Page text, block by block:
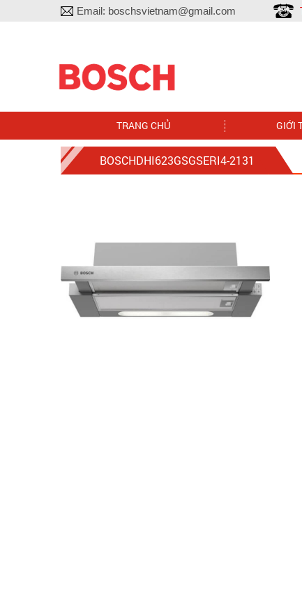
Email: boschsvietnam@gmail.com
TRANG CHỦ GIỚI
BOSCHDHI623GSGSERI4-2131